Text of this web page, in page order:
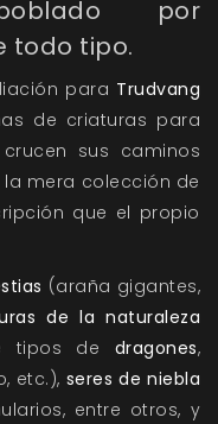
por
todo tipo.
para Trudvang
de criaturas para
sus caminos
mera colección de
que el propio
(araña gigantes,
de la naturaleza
tipos de dragones,
etc.), seres de niebla
entre otros, y